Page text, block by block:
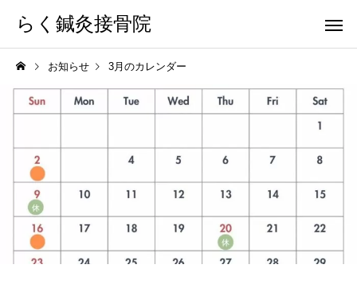
らく鍼灸接骨院
KB Finger パーフェクト
お知らせ 3月のカレンダー